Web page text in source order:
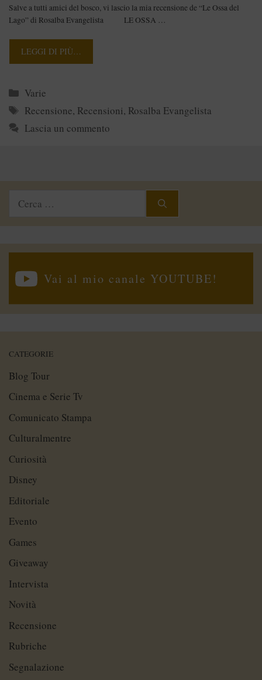
Salve a tutti amici del bosco, vi lascio la mia recensione de “Le Ossa del
Lago” di Rosalba Evangelista LE OSSA …
LEGGI DI PIÙ…
Categorie
Varie
Tag
Recensione, Recensioni, Rosalba Evangelista
Lascia un commento
Ricerca
Vai al mio canale YOUTUBE!
CATEGORIE
Blog Tour
Cinema e Serie Tv
Comunicato Stampa
Culturalmentre
Curiosità
Disney
Editoriale
Evento
Games
Giveaway
Intervista
Novità
Recensione
Rubriche
Segnalazione